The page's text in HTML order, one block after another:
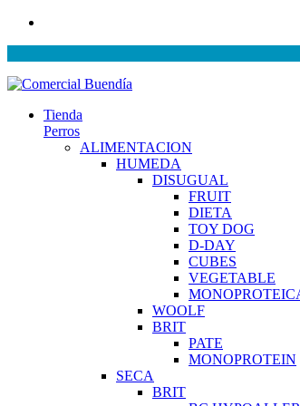
Tienda
Perros
ALIMENTACION
HUMEDA
DISUGUAL
FRUIT
DIETA
TOY DOG
D-DAY
CUBES
VEGETABLE
WOOLF
BRIT
PATE
MONOPROTEIN
SECA
BRIT